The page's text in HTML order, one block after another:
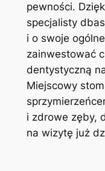
pewności.
specjalisty
i o swoje
zainwestować
dentystyczną
Miejscowy
i zdrowe zęby,
na wizytę już